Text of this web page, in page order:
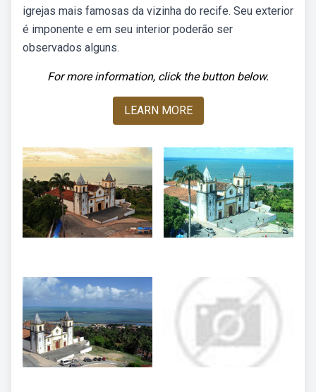
igrejas mais famosas da vizinha do recife. Seu exterior
é imponente e em seu interior poderão ser
observados alguns.
For more information, click the button below.
LEARN MORE